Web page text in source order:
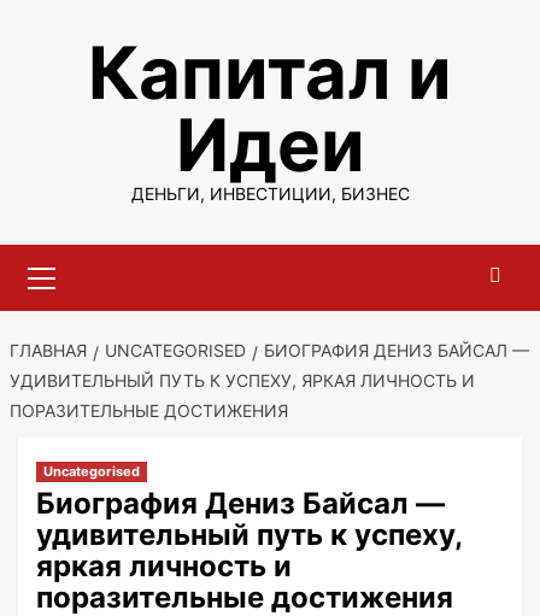
содержимомуКапитал и
Идеи
ДЕНЬГИ, ИНВЕСТИЦИИ, БИЗНЕС
меню
ГЛАВНАЯ UNCATEGORISED
БИОГРАФИЯ ДЕНИЗ БАЙСАЛ —
УДИВИТЕЛЬНЫЙ ПУТЬ К УСПЕХУ, ЯРКАЯ ЛИЧНОСТЬ И
ПОРАЗИТЕЛЬНЫЕ ДОСТИЖЕНИЯ
Uncategorised
Биография Дениз Байсал —
удивительный путь к успеху,
яркая личность и
поразительные достижения